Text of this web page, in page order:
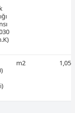
m2 1,05